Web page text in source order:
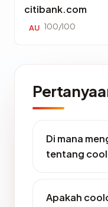
citibank.com
AU 100/100
Di mana
tentang
Apakah